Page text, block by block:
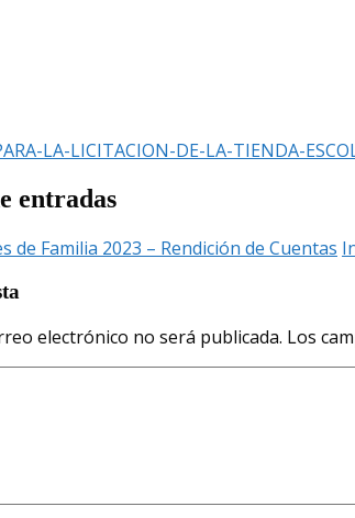
LA-LICITACION-DE-LA-TIENDA-
entradas
de Familia 2023 – Rendición de Cuentas
electrónico no será publicada. Los